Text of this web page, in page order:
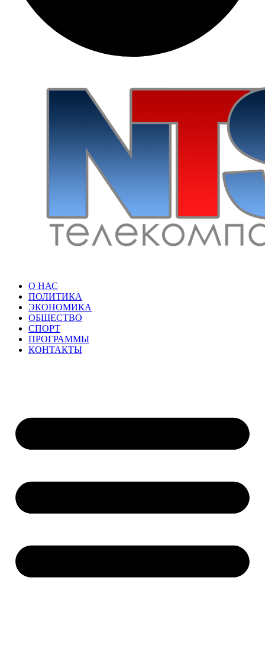
О НАС
ПОЛИТИКА
ЭКОНОМИКА
ОБЩЕСТВО
СПОРТ
ПРОГРАММЫ
КОНТАКТЫ